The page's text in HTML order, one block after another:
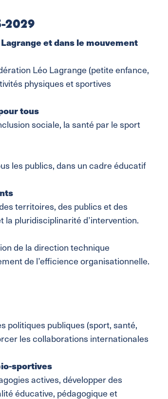
2029
et dans le mouvement
Léo Lagrange (petite enfance,
physiques et sportives
tous
sociale, la santé par le sport
les publics, dans un cadre éducatif
territoires, des publics et des
la pluridisciplinarité d’intervention.
de la direction technique
de l’efficience organisationnelle.
politiques publiques (sport, santé,
les collaborations internationales
sportives
actives, développer des
éducative, pédagogique et